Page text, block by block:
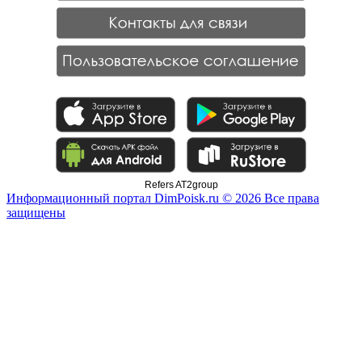
Refers AT2group
Информационный портал DimPoisk.ru © 2026 Все права
защищены